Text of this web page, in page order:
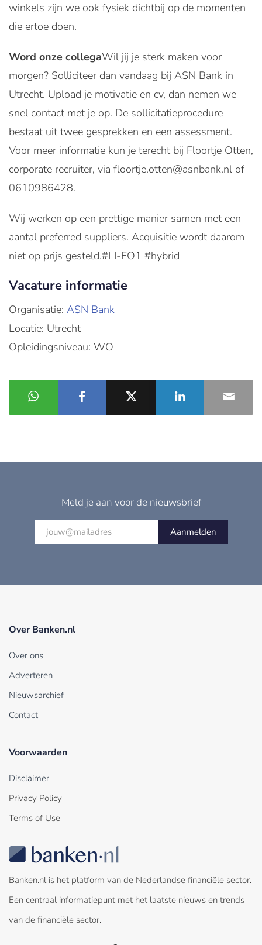
winkels zijn we ook fysiek dichtbij op de momenten
die ertoe doen.
Word onze collegaWil jij je sterk maken voor
morgen? Solliciteer dan vandaag bij ASN Bank in
Utrecht. Upload je motivatie en cv, dan nemen we
snel contact met je op. De sollicitatieprocedure
bestaat uit twee gesprekken en een assessment.
Voor meer informatie kun je terecht bij Floortje Otten,
corporate recruiter, via floortje.otten@asnbank.nl of
0610986428.
Wij werken op een prettige manier samen met een
aantal preferred suppliers. Acquisitie wordt daarom
niet op prijs gesteld.#LI-FO1 #hybrid
Vacature informatie
Organisatie: ASN Bank
Locatie: Utrecht
Opleidingsniveau: WO
Meld je aan voor de nieuwsbrief
Aanmelden
Over Banken.nl
Over ons
Adverteren
Nieuwsarchief
Contact
Voorwaarden
Disclaimer
Privacy Policy
Terms of Use
Banken.nl is het platform van de Nederlandse financiële sector.
Een centraal informatiepunt met het laatste nieuws en trends
van de financiële sector.